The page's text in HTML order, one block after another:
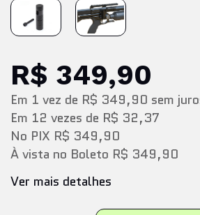
R$ 349,90
Em 1 vez de R$ 349,90 sem
Em 12 vezes de R$ 32,37
No PIX R$ 349,90
À vista no Boleto R$ 349,90
Ver mais detalhes